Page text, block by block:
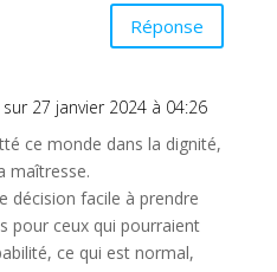
Réponse
sur 27 janvier 2024 à 04:26
ce monde dans la dignité,
maîtresse.
décision facile à prendre
pour ceux qui pourraient
ce qui est normal,